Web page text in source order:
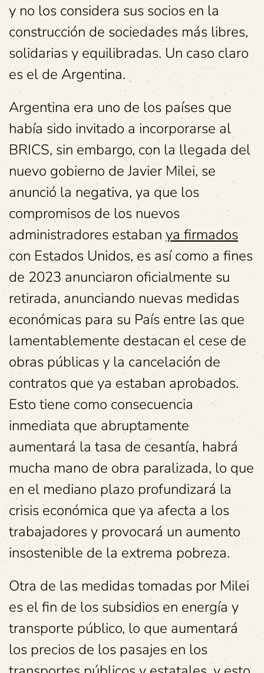
y no los considera sus socios en la
construcción de sociedades más libres,
solidarias y equilibradas. Un caso claro
es el de Argentina.
Argentina era uno de los países que
había sido invitado a incorporarse al
BRICS, sin embargo, con la llegada del
nuevo gobierno de Javier Milei, se
anunció la negativa, ya que los
compromisos de los nuevos
administradores estaban ya firmados
con Estados Unidos, es así como a fines
de 2023 anunciaron oficialmente su
retirada, anunciando nuevas medidas
económicas para su País entre las que
lamentablemente destacan el cese de
obras públicas y la cancelación de
contratos que ya estaban aprobados.
Esto tiene como consecuencia
inmediata que abruptamente
aumentará la tasa de cesantía, habrá
mucha mano de obra paralizada, lo que
en el mediano plazo profundizará la
crisis económica que ya afecta a los
trabajadores y provocará un aumento
insostenible de la extrema pobreza.
Otra de las medidas tomadas por Milei
es el fin de los subsidios en energía y
transporte público, lo que aumentará
los precios de los pasajes en los